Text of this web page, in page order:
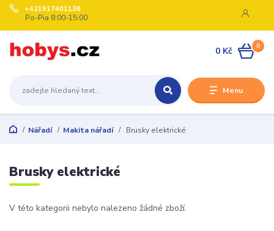
Menu
+421917401136
Po-Pia 8:00-15:00
0
0 Kč
Nářadí Makita nářadí Brusky elektrické
Brusky elektrické
V této kategorii nebylo nalezeno žádné zboží.